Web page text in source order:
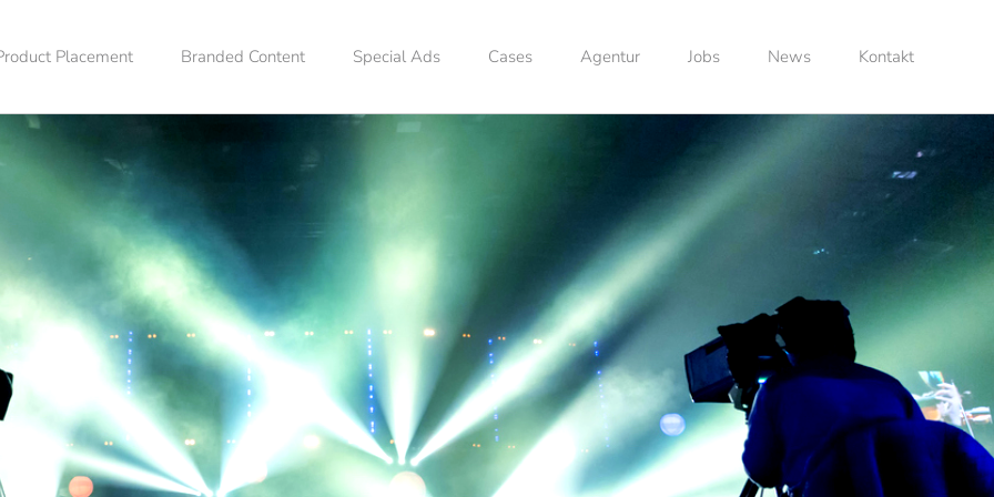
Placement Branded Content Special Ads Cases Agentur Jobs News Kontakt